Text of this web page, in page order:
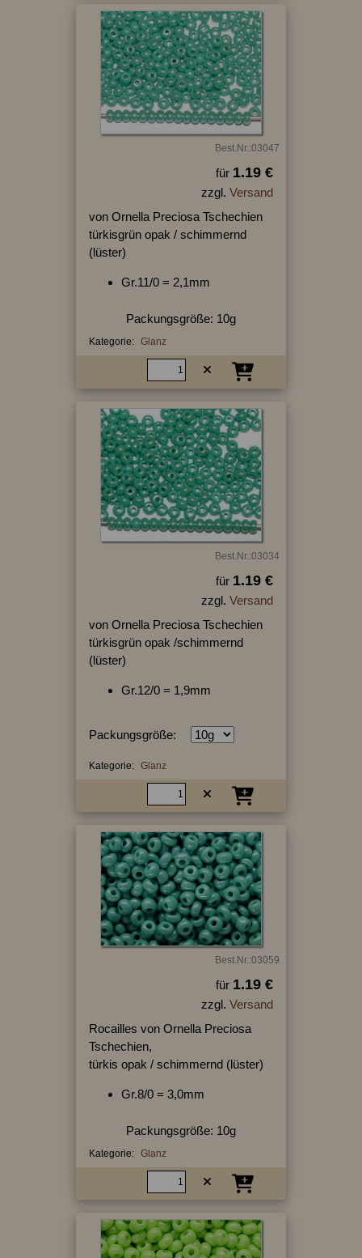
Best.Nr.:03047
für 1.19 €
zzgl. Versand
von Ornella Preciosa Tschechien
türkisgrün opak / schimmernd
(lüster)
Gr.11/0 = 2,1mm
Packungsgröße: 10g
Kategorie: Glanz
Best.Nr.:03034
für 1.19 €
zzgl. Versand
von Ornella Preciosa Tschechien
türkisgrün opak /schimmernd
(lüster)
Gr.12/0 = 1,9mm
Packungsgröße:
Kategorie: Glanz
Best.Nr.:03059
für 1.19 €
zzgl. Versand
Rocailles von Ornella Preciosa
Tschechien,
türkis opak / schimmernd (lüster)
Gr.8/0 = 3,0mm
Packungsgröße: 10g
Kategorie: Glanz